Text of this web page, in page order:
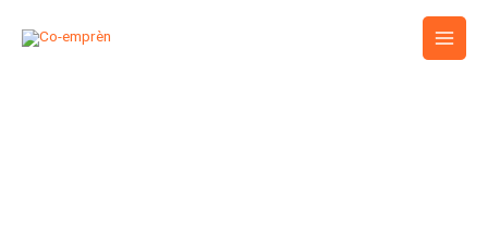
Main
Menu